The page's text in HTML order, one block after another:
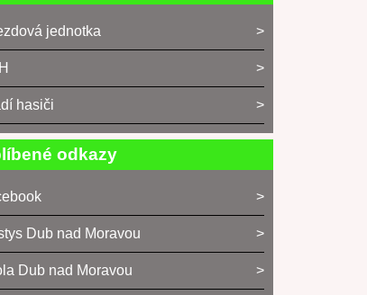
jednotka
hasiči
odkazy
Dub nad Moravou
Dub nad Moravou